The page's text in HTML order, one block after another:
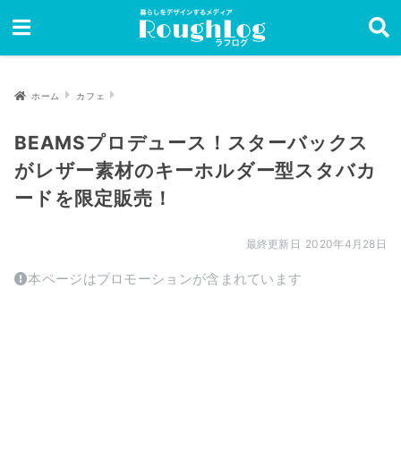
ホーム カフェ
BEAMSプロデュース！スターバックス
がレザー素材のキーホルダー型スタバカ
ードを限定販売！
2020年4月28日
本ページはプロモーションが含まれています